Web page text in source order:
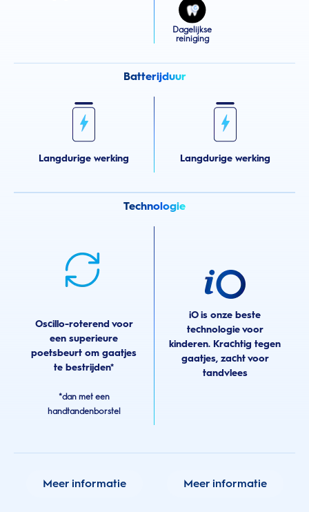
Dagelijkse
reiniging
Batterijduur
Langdurige werking Langdurige werking
Technologie
Oscillo-roterend voor
een superieure
poetsbeurt om gaatjes
te bestrijden*
*dan met een
handtandenborstel
iO is onze beste
technologie voor
kinderen. Krachtig tegen
gaatjes, zacht voor
tandvlees
Meer informatie Meer informatie